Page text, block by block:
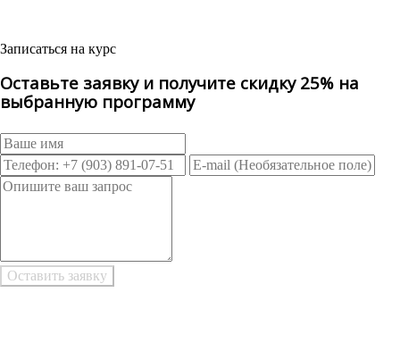
Записаться на курс
Оставьте заявку и получите скидку 25% на
выбранную программу